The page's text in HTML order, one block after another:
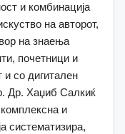
и комбинација
на авторот,
на знаења
почетници и
со дигитален
Др. Хаџиб Салкиќ
и
систематизира,